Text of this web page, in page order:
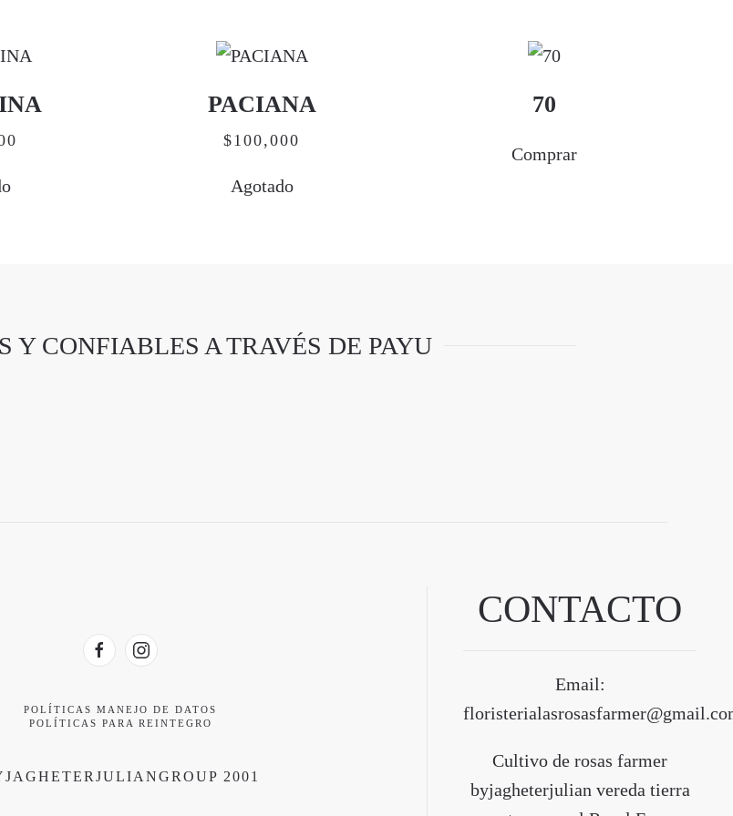
PACIANA
$100,000
Agotado
70
Comprar
Y CONFIABLES A TRAVÉS DE PAYU
POLÍTICAS MANEJO DE DATOS
POLÍTICAS PARA REINTEGRO
2001
CONTACTO
Email:
Cultivo de rosas farmer
byjagheterjulian vereda tierra